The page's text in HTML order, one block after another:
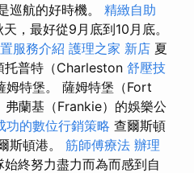
巡航的好時機。 精緻自助
，最好從9月底到10月底。
服務介紹 護理之家 新店 夏
托普特（Charleston 舒壓技
姆特堡。 薩姆特堡（Fort
蘭基（Frankie）的娛樂公
功的數位行銷策略 查爾斯頓
斯頓港。 筋師傅療法 辦理
終努力盡力而為而感到自